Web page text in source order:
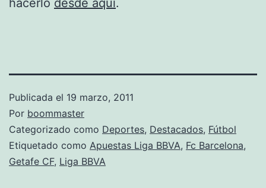
hacerlo desde aquí.
Publicada el 19 marzo, 2011
Por boommaster
Categorizado como Deportes, Destacados, Fútbol
Etiquetado como Apuestas Liga BBVA, Fc Barcelona,
Getafe CF, Liga BBVA